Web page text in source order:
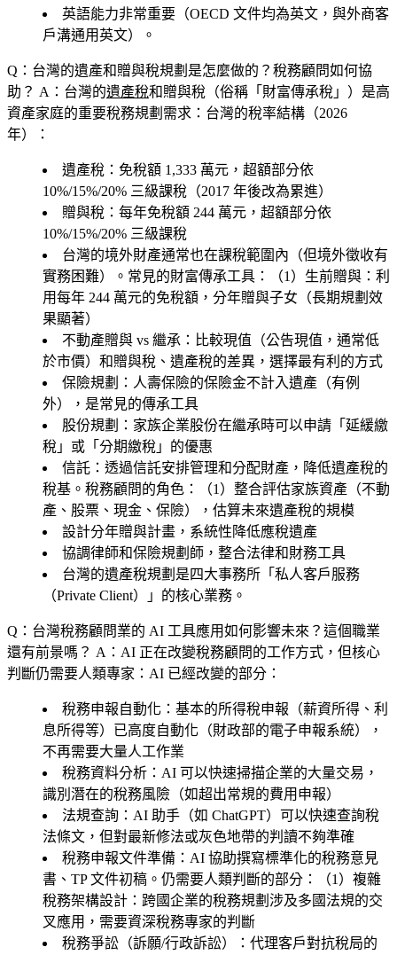
英語能力非常重要（OECD 文件均為英文，與外商客
戶溝通用英文）。
Q：台灣的遺產和贈與稅規劃是怎麼做的？稅務顧問如何協
助？ A：台灣的遺產稅和贈與稅（俗稱「財富傳承稅」）是高
資產家庭的重要稅務規劃需求：台灣的稅率結構（2026
年）：
遺產稅 ：免稅額 1,333 萬元，超額部分依
10%/15%/20% 三級課稅（2017 年後改為累進）
贈與稅 ：每年免稅額 244 萬元，超額部分依
10%/15%/20% 三級課稅
台灣的境外財產通常也在課稅範圍內（但境外徵收有
實務困難）。常見的財富傳承工具：（1） 生前贈與 ：利
用每年 244 萬元的免稅額，分年贈與子女（長期規劃效
果顯著）
不動產贈與 vs 繼承 ：比較現值（公告現值，通常低
於市價）和贈與稅、遺產稅的差異，選擇最有利的方式
保險規劃 ：人壽保險的保險金不計入遺產（有例
外），是常見的傳承工具
股份規劃 ：家族企業股份在繼承時可以申請「延緩繳
稅」或「分期繳稅」的優惠
信託 ：透過信託安排管理和分配財產，降低遺產稅的
稅基。稅務顧問的角色：（1）整合評估家族資產（不動
產、股票、現金、保險），估算未來遺產稅的規模
設計分年贈與計畫，系統性降低應稅遺產
協調律師和保險規劃師，整合法律和財務工具
台灣的遺產稅規劃是四大事務所「私人客戶服務
（Private Client）」的核心業務。
Q：台灣稅務顧問業的 AI 工具應用如何影響未來？這個職業
還有前景嗎？ A：AI 正在改變稅務顧問的工作方式，但核心
判斷仍需要人類專家：AI 已經改變的部分：
稅務申報自動化 ：基本的所得稅申報（薪資所得、利
息所得等）已高度自動化（財政部的電子申報系統），
不再需要大量人工作業
稅務資料分析 ：AI 可以快速掃描企業的大量交易，
識別潛在的稅務風險（如超出常規的費用申報）
法規查詢 ：AI 助手（如 ChatGPT）可以快速查詢稅
法條文，但對最新修法或灰色地帶的判讀不夠準確
稅務申報文件準備 ：AI 協助撰寫標準化的稅務意見
書、TP 文件初稿。仍需要人類判斷的部分：（1） 複雜
稅務架構設計 ：跨國企業的稅務規劃涉及多國法規的交
叉應用，需要資深稅務專家的判斷
稅務爭訟（訴願/行政訴訟）
：代理客戶對抗稅局的